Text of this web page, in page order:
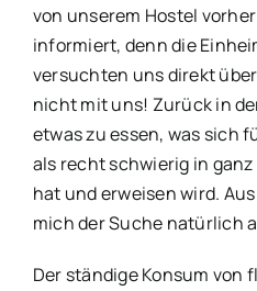
von unserem Hostel
informiert, denn die
versuchten uns direkt
nicht mit uns! Zurück in
etwas zu essen, was sich
als recht schwierig in
hat und erweisen wird.
mich der Suche natürlich
Der ständige Konsum von